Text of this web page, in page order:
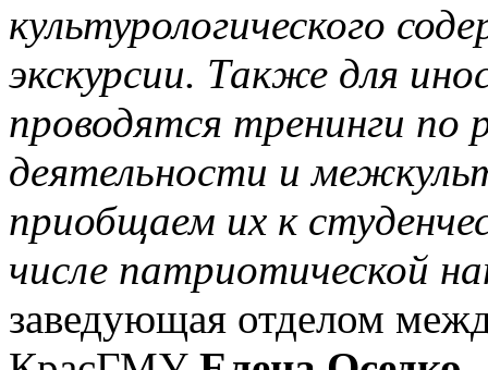
культурологического
экскурсии. Также для
проводятся тренинги по
деятельности и
приобщаем их к
числе патриотической
заведующая отделом